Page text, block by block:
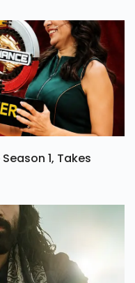
1, Takes